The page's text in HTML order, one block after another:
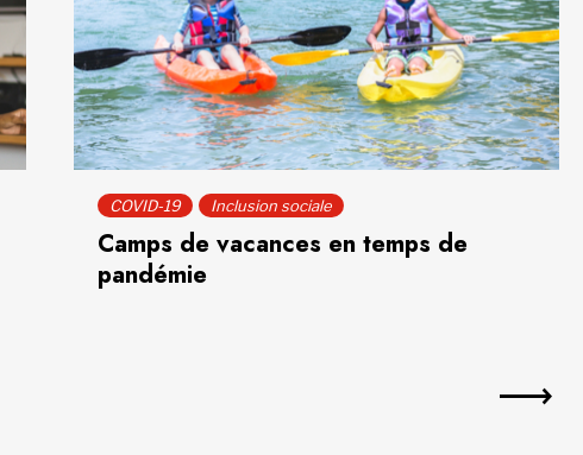
COVID-19 Inclusion sociale
Camps de vacances en temps de
pandémie